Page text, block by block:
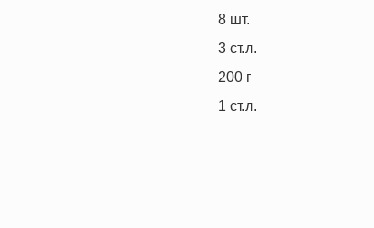
8 шт.
3 ст.л.
200 г
1 ст.л.